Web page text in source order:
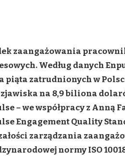
zaangażowania
Według danych
piąta zatrudnionych w
na 8,9 biliona
– we współpracy z Anną
Engagement Quality
zarządzania
normy ISO